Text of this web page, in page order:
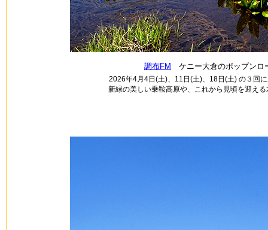
調布FM ケニー大倉のポップンロ
2026年4月4日(土)、11日(土)、18日(土) の３回
新緑の美しい乗鞍高原や、これから見頃を迎え